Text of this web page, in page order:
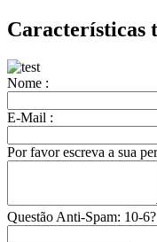
Características
Nome :
E-Mail :
Por favor escreva a sua
Questão Anti-Spam: 10-6?